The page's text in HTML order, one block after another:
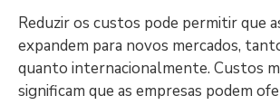
Reduzir os custos pode permitir que
expandem para novos mercados,
quanto internacionalmente. Custos
significam que as empresas podem